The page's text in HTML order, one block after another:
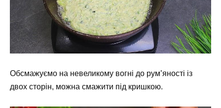
Обсмажуємо на невеликому вогні до рум’яності із
двох сторін, можна смажити під кришкою.